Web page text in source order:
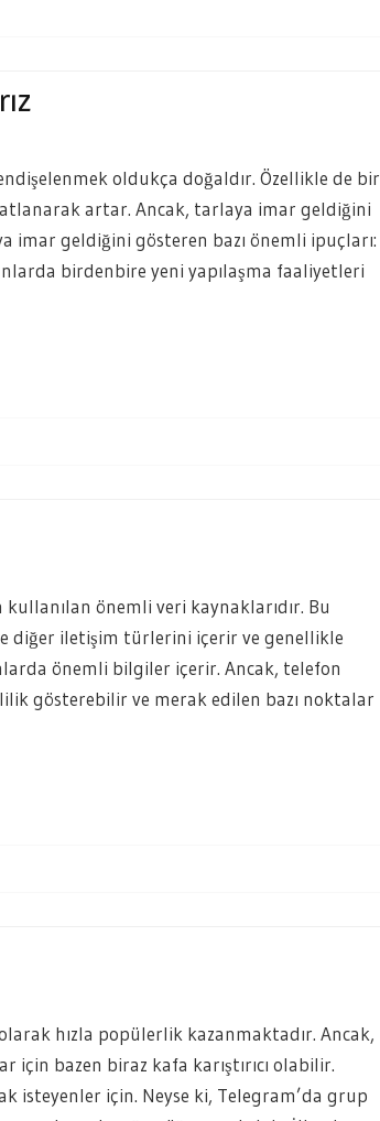
oldukça doğaldır. Özellikle de bir
artar. Ancak, tarlaya imar geldiğini
imar geldiğini gösteren bazı önemli ipuçları:
birdenbire yeni yapılaşma faaliyetleri
önemli veri kaynaklarıdır. Bu
diğer iletişim türlerini içerir ve genellikle
önemli bilgiler içerir. Ancak, telefon
gösterebilir ve merak edilen bazı noktalar
hızla popülerlik kazanmaktadır. Ancak,
bazen biraz kafa karıştırıcı olabilir.
isteyenler için. Neyse ki, Telegram’da grup